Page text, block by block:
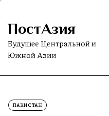
Skip
the
content
ПостАзия
Будущее Центральной и
Южной Азии
ПАКИСТАН